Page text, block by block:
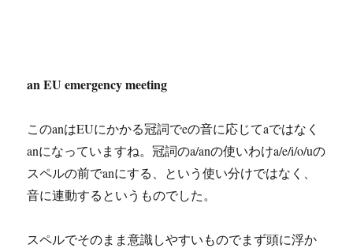
an EU emergency meeting
このanはEUにかかる冠詞でeの音に応じてaではなく
anになっていますね。冠詞のa/anの使いわけa/e/i/o/uの
スペルの前でanにする、という使い分けではなく、
音に連動するというものでした。
スペルでそのまま意識しやすいものでまず頭に浮か